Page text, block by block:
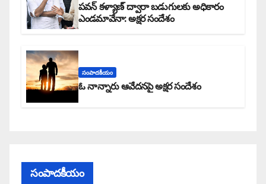
పవన్ కళ్యాణ్ ద్వారా బడుగులకు అధికారం
ఎండమావేనా: అక్షర సందేశం
సంపాదకీయం
ఓ నాన్నారు ఆవేదనపై అక్షర సందేశం
సంపాదకీయం